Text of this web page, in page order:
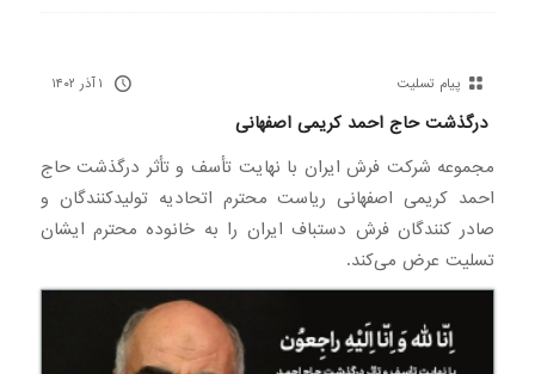
پیام تسلیت ۱ آذر ۱۴۰۲
درگذشت حاج احمد کریمی اصفهانی
مجموعه شرکت فرش ایران با نهایت تأسف و تأثر درگذشت حاج
احمد کریمی اصفهانی ریاست محترم اتحادیه تولیدکنندگان و
صادر کنندگان فرش دستباف ایران را به خانوده محترم ایشان
تسلیت عرض می‌کند.